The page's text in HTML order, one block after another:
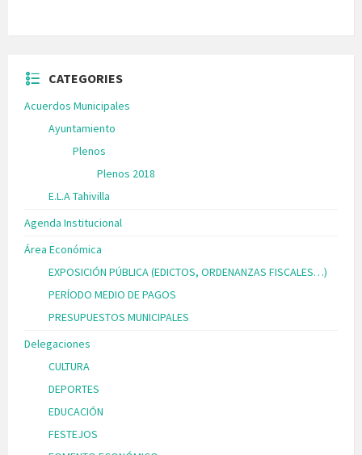
CATEGORIES
Acuerdos Municipales
Ayuntamiento
Plenos
Plenos 2018
E.L.A Tahivilla
Agenda Institucional
Área Económica
EXPOSICIÓN PÚBLICA (EDICTOS, ORDENANZAS FISCALES…)
PERÍODO MEDIO DE PAGOS
PRESUPUESTOS MUNICIPALES
Delegaciones
CULTURA
DEPORTES
EDUCACIÓN
FESTEJOS